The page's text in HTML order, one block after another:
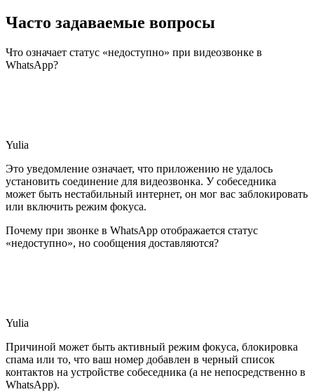
Часто задаваемые вопросы
Что означает статус «недоступно» при видеозвонке в
WhatsApp?
Yulia
Это уведомление означает, что приложению не удалось
установить соединение для видеозвонка. У собеседника
может быть нестабильный интернет, он мог вас заблокировать
или включить режим фокуса.
Почему при звонке в WhatsApp отображается статус
«недоступно», но сообщения доставляются?
Yulia
Причиной может быть активный режим фокуса, блокировка
спама или то, что ваш номер добавлен в черный список
контактов на устройстве собеседника (а не непосредственно в
WhatsApp).